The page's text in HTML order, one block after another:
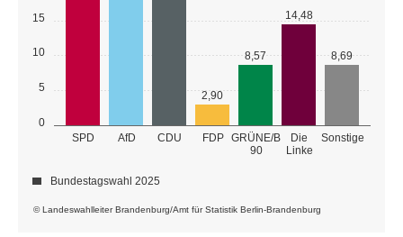
0
5
10
15
SPD AfD CDU FDP GRÜNE/B
90
Die
Linke
Sonstige
2,90
8,57
14,48
8,69
© Landeswahlleiter Brandenburg/Amt für Statistik Berlin-Brandenburg
Bundestagswahl 2025